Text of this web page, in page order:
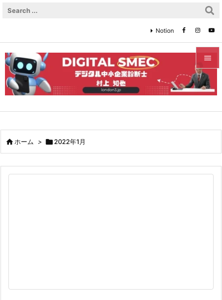


メニュ


次へ
Notion
ホーム > 2022年1月